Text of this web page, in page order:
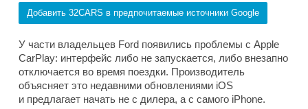
Добавить 32CARS в предпочитаемые источники Google
У части владельцев Ford появились проблемы с Apple
CarPlay: интерфейс либо не запускается, либо внезапно
отключается во время поездки. Производитель
объясняет это недавними обновлениями iOS
и предлагает начать не с дилера, а с самого iPhone.